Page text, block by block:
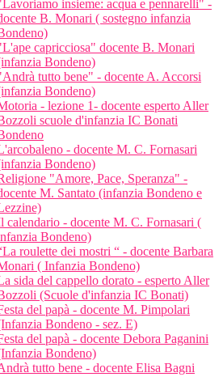
insieme: acqua e pennarelli" -
B. Monari ( sostegno infanzia
capricciosa" docente B. Monari
Bondeno)
tutto bene" - docente A. Accorsi
Bondeno)
- lezione 1- docente esperto Aller
scuole d'infanzia IC Bonati
- docente M. C. Fornasari
Bondeno)
"Amore, Pace, Speranza" -
M. Santato (infanzia Bondeno e
calendario - docente M. C. Fornasari (
Bondeno)
roulette dei mostri “ - docente Barbara
( Infanzia Bondeno)
sida del cappello dorato - esperto Aller
(Scuole d'infanzia IC Bonati)
del papà - docente M. Pimpolari
Bondeno - sez. E)
del papà - docente Debora Paganini
Bondeno)
tutto bene - docente Elisa Bagni